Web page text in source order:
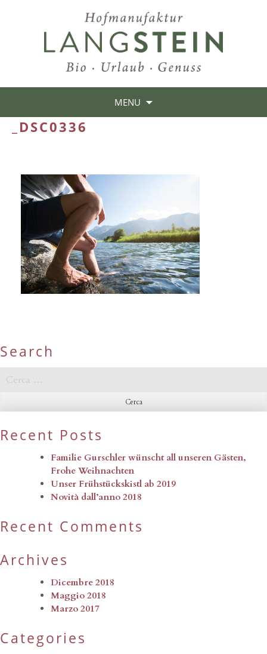
MENU
_DSC0336
Search
Ricerca
per:
Recent Posts
Familie Gurschler wünscht all unseren Gästen,
Frohe Weihnachten
Unser Frühstückskistl ab 2019
Novità dall’anno 2018
Recent Comments
Archives
Dicembre 2018
Maggio 2018
Marzo 2017
Categories